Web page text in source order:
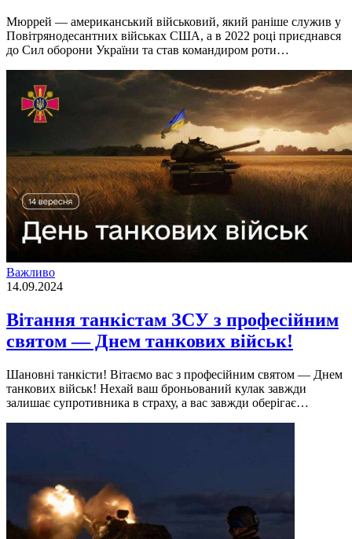
Мюррей — американський вiйськовий, який ранiше служив у
Повiтрянодесантних вiйськах США, а в 2022 роцi приєднався
до Сил оборони України та став командиром роти…
Важливо
14.09.2024
Вітання танкістам ЗСУ з професійним
святом — Днем танкових військ!
Шановні танкісти! Вітаємо вас з професійним святом — Днем
танкових військ! Нехай ваш броньований кулак завжди
залишає супротивника в страху, а вас завжди оберігає…